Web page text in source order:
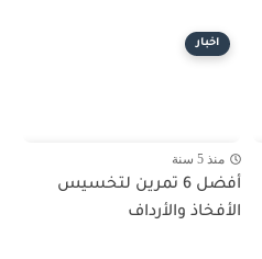
اخبار
منذ 5 سنة
أفضل 6 تمرين لتخسيس
الأفخاذ والأرداف